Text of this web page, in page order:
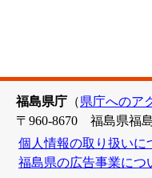
福島県庁 （県庁へのア
〒960-8670 福島県福
個人情報の取り扱いに
福島県の広告事業につ